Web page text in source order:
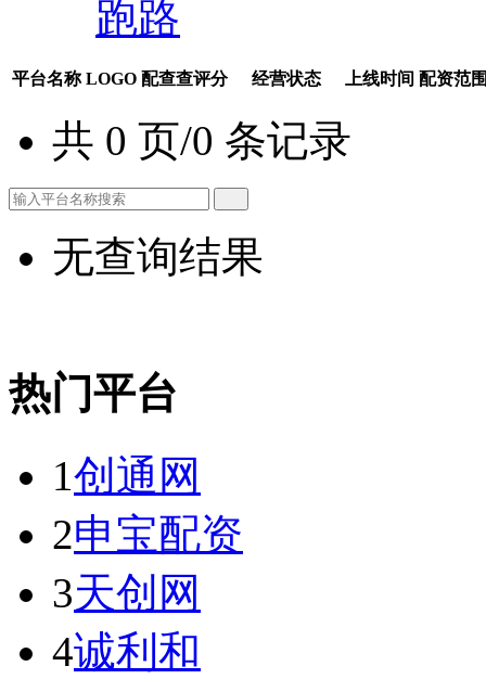
跑路
平台名称 LOGO 配查查评分 经营状态 上线时间 配资范
共 0 页/0 条记录
无查询结果
热门平台
1创通网
2申宝配资
3天创网
4诚利和